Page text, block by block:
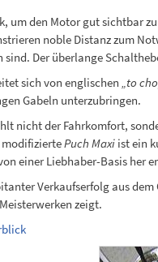
um den Motor gut sichtbar
noble Distanz zum
sind. Der überlange
sich von englischen „to
Gabeln unterzubringen.
nicht der Fahrkomfort,
modifiziertePuch Maxiist ein
einer Liebhaber-Basis her
Verkaufserfolg aus dem
zeigt.